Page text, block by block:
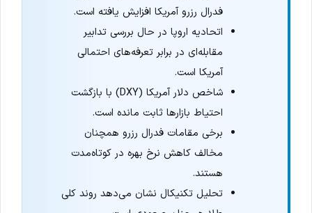
فدرال رزرو آمریکا افزایش یافته است.
اتحادیه اروپا در حال بررسی تدابیر
مقابله‌ای در برابر تعرفه‌های احتمالی
آمریکا است.
شاخص دلار آمریکا (DXY) با بازگشت
احتیاط بازارها ثابت مانده است.
برخی مقامات فدرال رزرو همچنان
مخالف کاهش نرخ بهره در کوتاه‌مدت
هستند.
تحلیل تکنیکال نشان می‌دهد روند کلی